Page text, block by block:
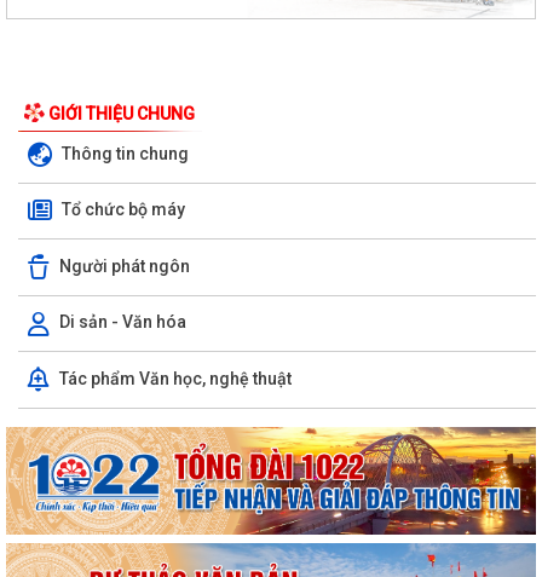
GIỚI THIỆU CHUNG
Thông tin chung
Tổ chức bộ máy
Người phát ngôn
Di sản - Văn hóa
Tác phẩm Văn học, nghệ thuật
ẩm thực số Hải Phòng
Xây dựng Bản đồ Ẩm thực số Hải Phòng và mở rộng mô hình chuyển
đổi số, thanh toán không dùng tiền...
Kế hoạch triển khai công tác làm sạch, chuẩn hóa dữ liệu đăng ký hộ
kinh doanh, Hợp tác xã năm 2026